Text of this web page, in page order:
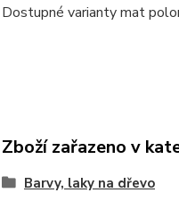
Dostupné varianty mat
Zboží zařazeno v
Barvy, laky na dřevo